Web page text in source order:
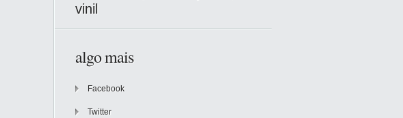
vinil
algo mais
Facebook
Twitter